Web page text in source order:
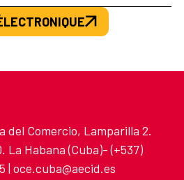
del Comercio, Lamparilla 2.
La Habana (Cuba)- (+537)
| oce.cuba@aecid.es